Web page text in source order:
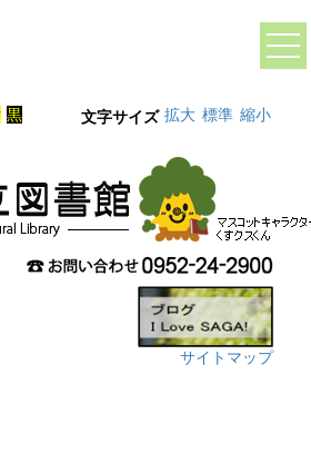
黒 文字サイズ 拡大 標準 縮小
サイトマップ